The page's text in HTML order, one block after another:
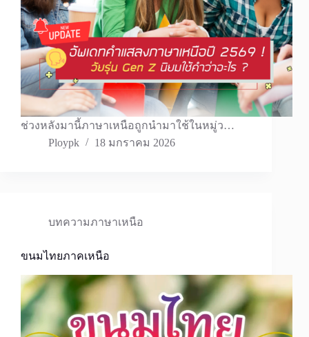
ช่วงหลังมานี้ภาษาเหนือถูกนำมาใช้ในหมู่ว…
Ploypk
18 มกราคม 2026
บทความภาษาเหนือ
ขนมไทยภาคเหนือ